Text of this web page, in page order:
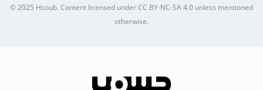
© 2025Hsoub.Content licensed underCC BY-NC-SA 4.0unless mentioned
otherwise.